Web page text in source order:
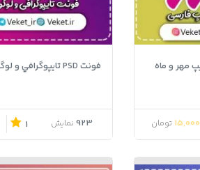
15,000 تومان
فونت PSD تايپوگرافي و لوگوتايپ مرجان
923 نمایش 1